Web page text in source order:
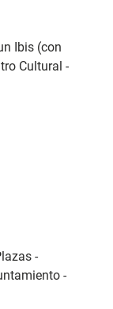
Ibis (con
Cultural -
-
-